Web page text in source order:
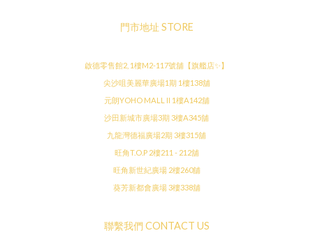
門市地址 STORE
啟德零售館2, 1樓M2-117號舖【旗艦店✨】
尖沙咀美麗華廣場1期 1樓138舖
元朗YOHO MALL II 1樓A142舖
沙田新城市廣場3期 3樓A345舖
九龍灣德福廣場2期 3樓315舖
旺角T.O.P 2樓211 - 212舖
旺角新世紀廣場 2樓260舖
葵芳新都會廣場 3樓338舖
聯繫我們 CONTACT US